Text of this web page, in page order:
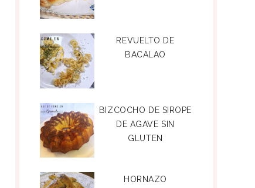
REVUELTO DE
BACALAO
BIZCOCHO DE SIROPE
DE AGAVE SIN
GLUTEN
HORNAZO